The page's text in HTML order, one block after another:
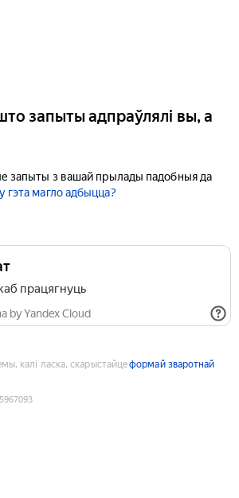
запыты адпраўлялі вы, а
запыты з вашай прылады падобныя да
гэта магло адбыцца?
працягнуць
by Yandex Cloud
калі ласка, скарыстайцеформай зваротнай